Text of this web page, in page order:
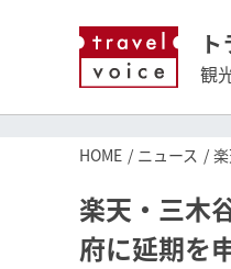
観
HOME ニュース
楽天・三木
府に延期を